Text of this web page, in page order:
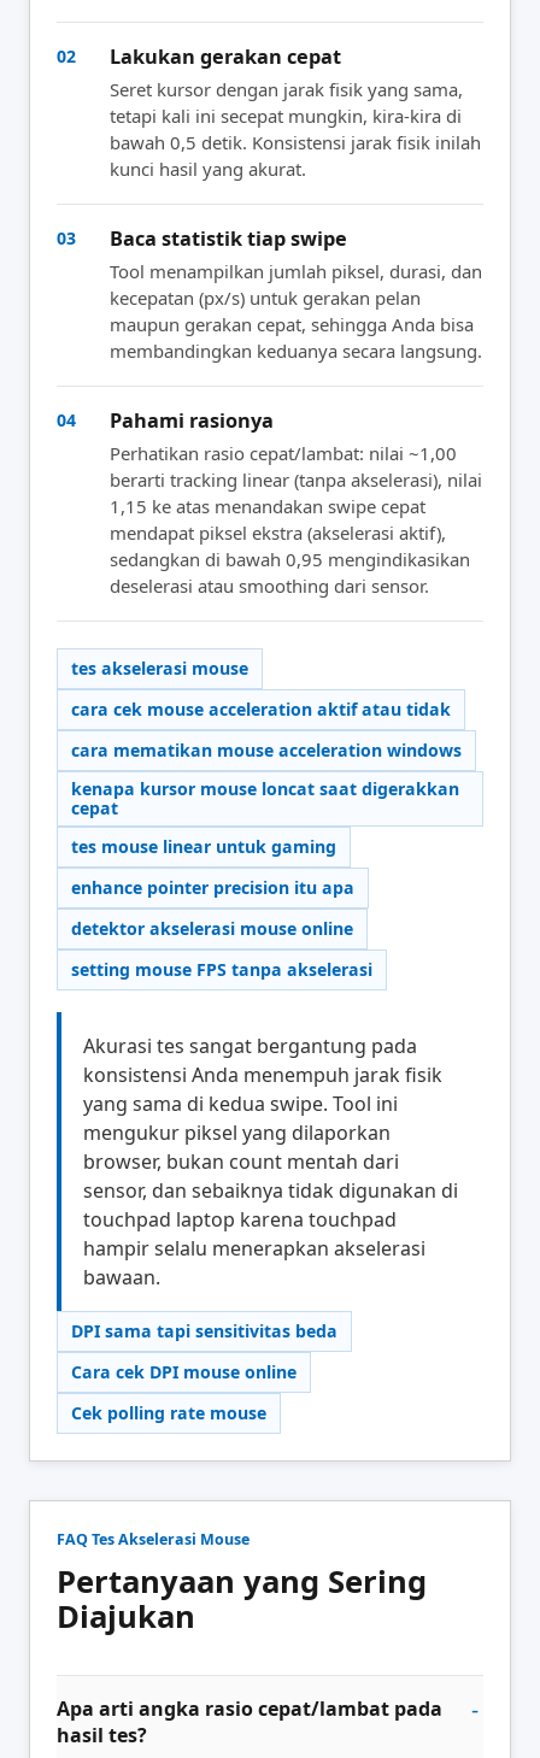
02 Lakukan gerakan cepat
Seret kursor dengan jarak fisik yang sama,
tetapi kali ini secepat mungkin, kira-kira di
bawah 0,5 detik. Konsistensi jarak fisik inilah
kunci hasil yang akurat.
03 Baca statistik tiap swipe
Tool menampilkan jumlah piksel, durasi, dan
kecepatan (px/s) untuk gerakan pelan
maupun gerakan cepat, sehingga Anda bisa
membandingkan keduanya secara langsung.
04 Pahami rasionya
Perhatikan rasio cepat/lambat: nilai ~1,00
berarti tracking linear (tanpa akselerasi), nilai
1,15 ke atas menandakan swipe cepat
mendapat piksel ekstra (akselerasi aktif),
sedangkan di bawah 0,95 mengindikasikan
deselerasi atau smoothing dari sensor.
tes akselerasi mouse
cara cek mouse acceleration aktif atau tidak
cara mematikan mouse acceleration windows
kenapa kursor mouse loncat saat digerakkan
cepat
tes mouse linear untuk gaming
enhance pointer precision itu apa
detektor akselerasi mouse online
setting mouse FPS tanpa akselerasi
Akurasi tes sangat bergantung pada
konsistensi Anda menempuh jarak fisik
yang sama di kedua swipe. Tool ini
mengukur piksel yang dilaporkan
browser, bukan count mentah dari
sensor, dan sebaiknya tidak digunakan di
touchpad laptop karena touchpad
hampir selalu menerapkan akselerasi
bawaan.
DPI sama tapi sensitivitas beda
Cara cek DPI mouse online
Cek polling rate mouse
FAQ Tes Akselerasi Mouse
Pertanyaan yang Sering
Diajukan
Apa arti angka rasio cepat/lambat pada
hasil tes?